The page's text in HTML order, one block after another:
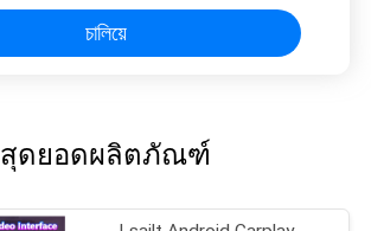
চালিয়ে
สุดยอดผลิตภัณฑ์